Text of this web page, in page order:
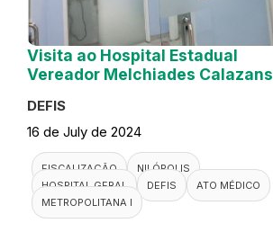
Visita ao Hospital Estadual
Vereador Melchiades Calazans
DEFIS
16 de July de 2024
FISCALIZAÇÃO
NILÓPOLIS
HOSPITAL GERAL
DEFIS
ATO MÉDICO
METROPOLITANA I